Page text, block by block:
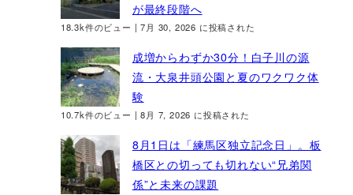
が最終段階へ
18.3k件のビュー |7月 30, 2026 に投稿された
成増からわずか30分！白子川の源
流・大泉井頭公園と夏のワクワク体
験
10.7k件のビュー |8月 7, 2026 に投稿された
8月1日は「練馬区独立記念日」。板
橋区との切っても切れない“兄弟関
係”と未来の課題